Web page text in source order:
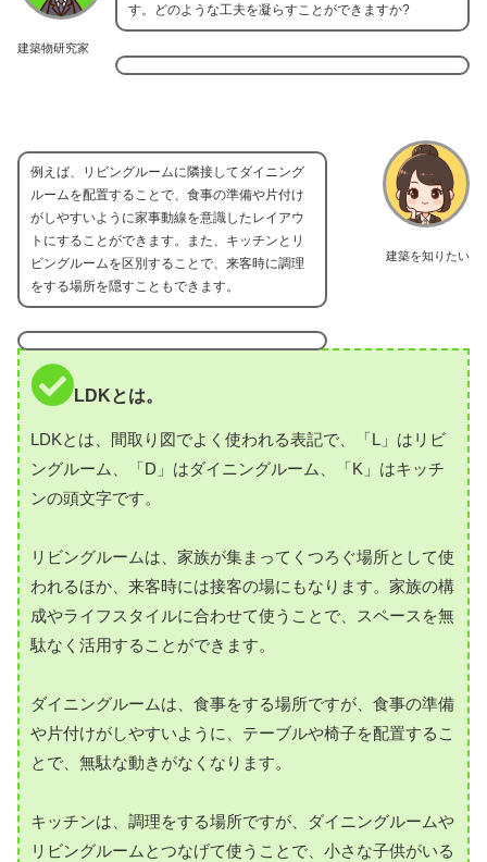
建築物研究家
す。どのような工夫を凝らすことができますか?
建築を知りたい
例えば、リビングルームに隣接してダイニング
ルームを配置することで、食事の準備や片付け
がしやすいように家事動線を意識したレイアウ
トにすることができます。また、キッチンとリ
ビングルームを区別することで、来客時に調理
をする場所を隠すこともできます。
LDKとは。
LDKとは、間取り図でよく使われる表記で、「L」はリビ
ングルーム、「D」はダイニングルーム、「K」はキッチ
ンの頭文字です。
リビングルームは、家族が集まってくつろぐ場所として使
われるほか、来客時には接客の場にもなります。家族の構
成やライフスタイルに合わせて使うことで、スペースを無
駄なく活用することができます。
ダイニングルームは、食事をする場所ですが、食事の準備
や片付けがしやすいように、テーブルや椅子を配置するこ
とで、無駄な動きがなくなります。
キッチンは、調理をする場所ですが、ダイニングルームや
リビングルームとつなげて使うことで、小さな子供がいる